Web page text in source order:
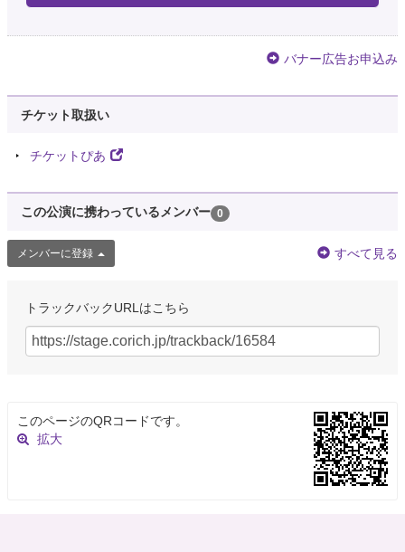
バナー広告お申込み
チケット取扱い
チケットぴあ
この公演に携わっているメンバー 0
メンバーに登録 すべて見る
トラックバックURLはこちら
このページのQRコードです。
拡大